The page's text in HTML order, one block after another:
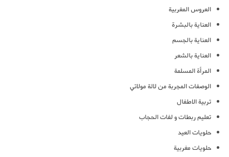
العروس المغربية
العناية بالبشرة
العناية بالجسم
العناية بالشعر
المرأة المسلمة
الوصفات المجربة من لالة مولاتي
تربية الاطفال
تعليم ربطات و لفات الحجاب
حلويات العيد
حلويات مغربية